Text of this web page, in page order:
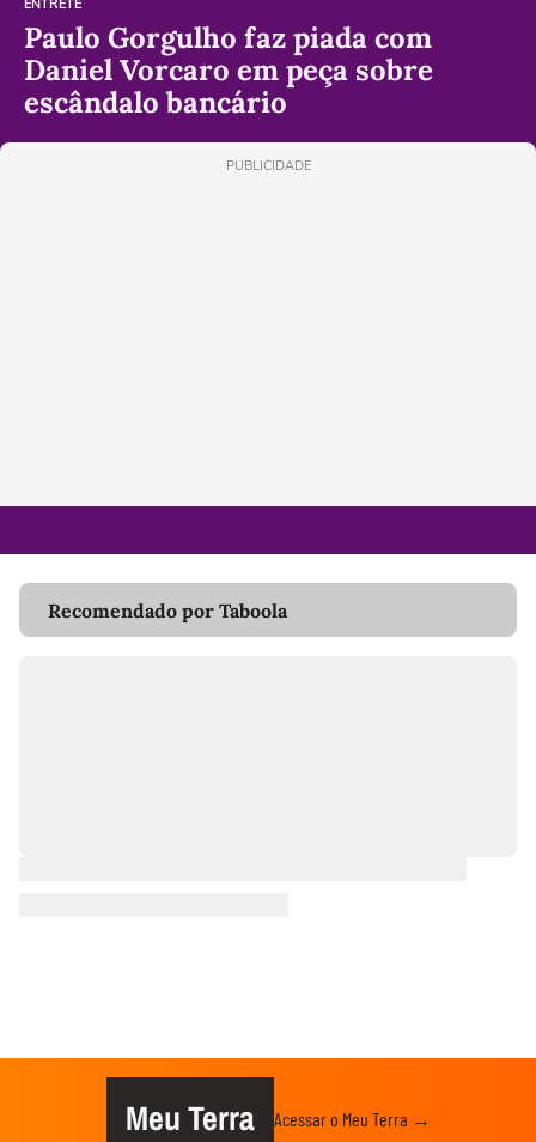
ENTRETÊ
Paulo Gorgulho faz piada com
Daniel Vorcaro em peça sobre
escândalo bancário
PUBLICIDADE
Recomendado por Taboola
Meu Terra Acessar o Meu Terra →